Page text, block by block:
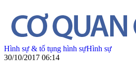
Hình sự & tố tụng hình sựHình sự
30/10/2017 06:14